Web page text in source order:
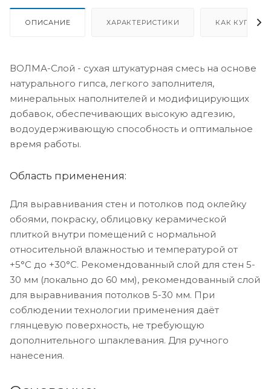
ОПИСАНИЕ ХАРАКТЕРИСТИКИ КАК КУПИТЬ
ВОЛМА-Слой - сухая штукатурная смесь на основе
натурального гипса, легкого заполнителя,
минеральных наполнителей и модифицирующих
добавок, обеспечивающих высокую адгезию,
водоудерживающую способность и оптимальное
время работы.
Область применения:
Для выравнивания стен и потолков под оклейку
обоями, покраску, облицовку керамической
плиткой внутри помещений с нормальной
относительной влажностью и температурой от
+5°С до +30°С. Рекомендованный слой для стен 5-
30 мм (локально до 60 мм), рекомендованный слой
для выравнивания потолков 5-30 мм. При
соблюдении технологии применения даёт
глянцевую поверхность, не требующую
дополнительного шпаклевания. Для ручного
нанесения.